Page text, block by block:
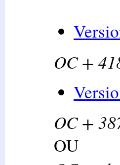
OC +
OC +
OU